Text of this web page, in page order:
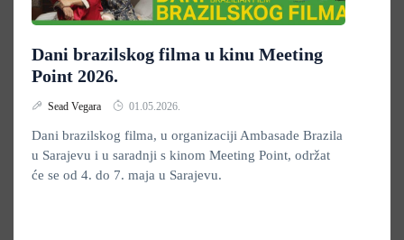
Dani brazilskog filma u kinu Meeting
Point 2026.
Sead Vegara 01.05.2026.
Dani brazilskog filma, u organizaciji Ambasade Brazila
u Sarajevu i u saradnji s kinom Meeting Point, održat
će se od 4. do 7. maja u Sarajevu.